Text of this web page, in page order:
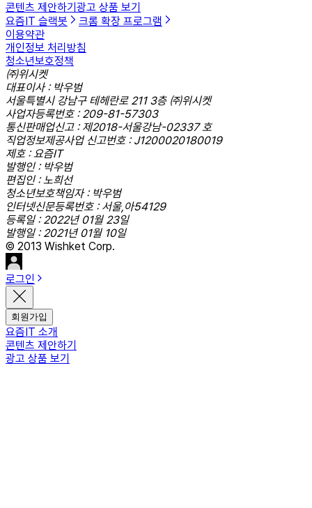
콘텐츠 제안하기광고 상품 보기
요즘IT 슬랙봇
크롬 확장 프로그램
이용약관
개인정보 처리방침
청소년보호정책
㈜위시켓
대표이사 : 박우범
서울특별시 강남구 테헤란로 211 3층 ㈜위시켓
사업자등록번호 : 209-81-57303
통신판매업신고 : 제2018-서울강남-02337 호
직업정보제공사업 신고번호 : J1200020180019
제호 : 요즘IT
발행인 : 박우범
편집인 : 노희선
청소년보호책임자 : 박우범
인터넷신문등록번호 : 서울,아54129
등록일 : 2022년 01월 23일
발행일 : 2021년 01월 10일
© 2013 Wishket Corp.
로그인
회원가입
요즘IT 소개
콘텐츠 제안하기
광고 상품 보기